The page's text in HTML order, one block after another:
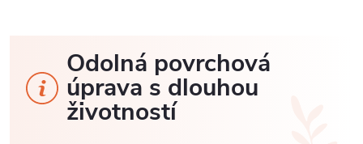
Odolná povrchová
úprava s dlouhou
životností